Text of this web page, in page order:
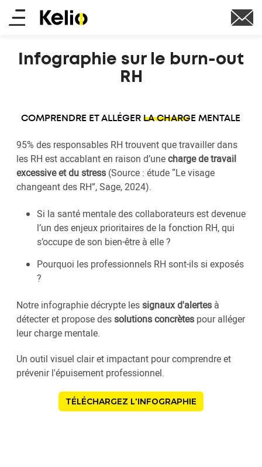
Aller
auMain
Infographie sur le burn-out
RH
COMPRENDRE ET ALLÉGER LA CHARGE MENTALE
95% des responsables RH trouvent que travailler dans
les RH est accablant en raison d’unecharge de travail
excessive et du stress (Source : étude “Le visage
changeant des RH”, Sage, 2024).
Si la santé mentale des collaborateurs est devenue
l’un des enjeux prioritaires de la fonction RH, qui
s’occupe de son bien-être à elle ?
Pourquoi les professionnels RH sont-ils si exposés
?
Notre infographie décrypte les signaux d'alertes à
détecter et propose des solutions concrètes pour alléger
leur charge mentale.
Un outil visuel clair et impactant pour comprendre et
prévenir l'épuisement professionnel.
TÉLÉCHARGEZ L'INFOGRAPHIE